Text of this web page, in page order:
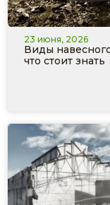
23 июня, 2026
Виды
что стоит знать